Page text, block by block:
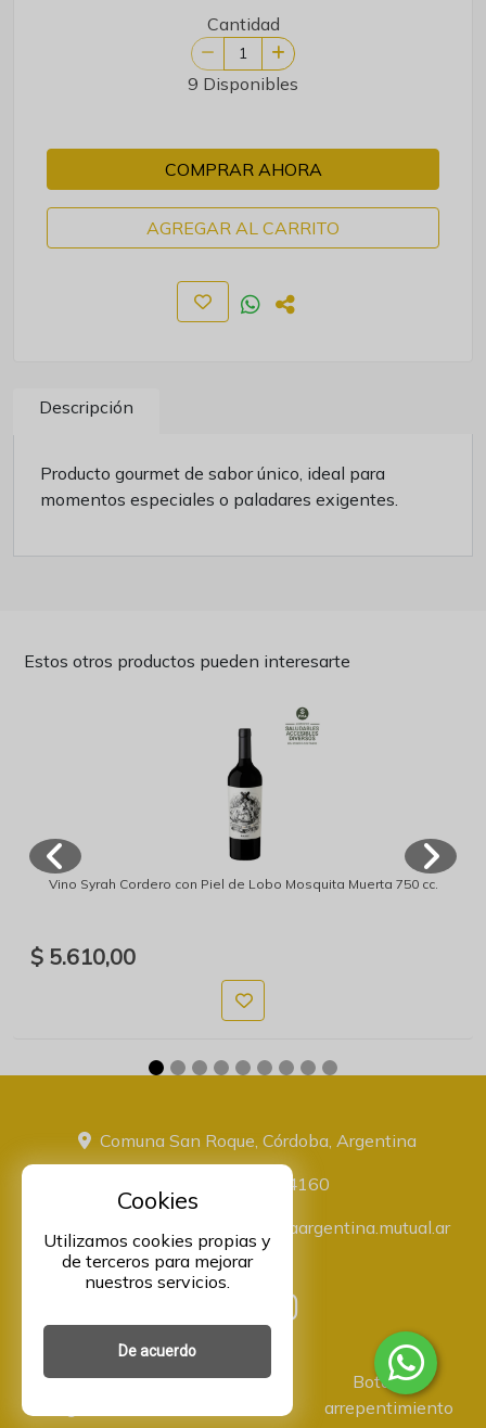
Cookies
Utilizamos cookies propias y
de terceros para mejorar
nuestros servicios.
De acuerdo
Cantidad
9 Disponibles
COMPRAR AHORA
AGREGAR AL CARRITO
Descripción
Producto gourmet de sabor único, ideal para
momentos especiales o paladares exigentes.
Estos otros productos pueden interesarte
Vino Syrah Cordero con Piel de Lobo Mosquita Muerta 750 cc.
$ 5.610,00
Comuna San Roque, Córdoba, Argentina
+543516774160
administracion@proveeduriaargentina.mutual.ar
Asociación Mutual Integrantes
Botón de
arrepentimiento